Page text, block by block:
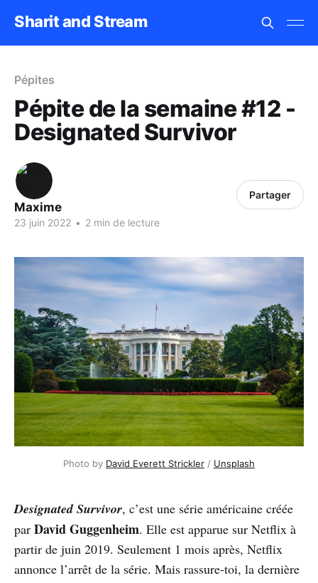
Sharit and Stream
Pépites
Pépite de la semaine #12 -
Designated Survivor
Maxime
23 juin 2022 • 2 min de lecture
Partager
Photo by David Everett Strickler / Unsplash
Designated Survivor, c’est une série américaine créée
par David Guggenheim. Elle est apparue sur Netflix à
partir de juin 2019. Seulement 1 mois après, Netflix
annonce l’arrêt de la série. Mais rassure-toi, la dernière